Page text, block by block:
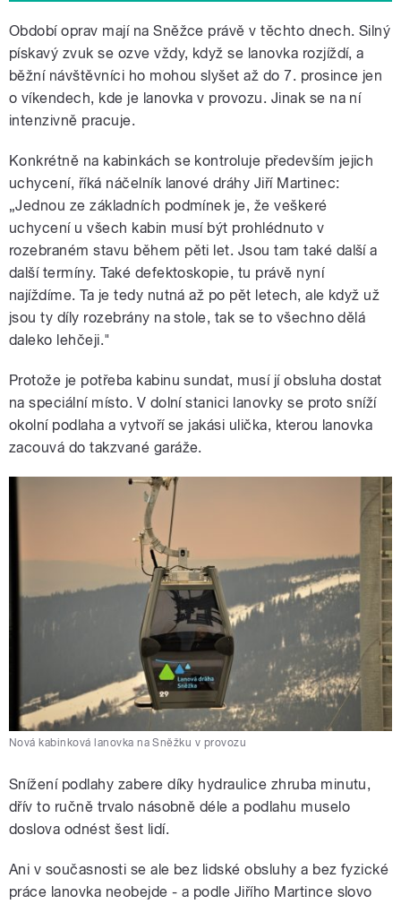
Období oprav mají na Sněžce právě v těchto dnech. Silný
pískavý zvuk se ozve vždy, když se lanovka rozjíždí, a
běžní návštěvníci ho mohou slyšet až do 7. prosince jen
o víkendech, kde je lanovka v provozu. Jinak se na ní
intenzivně pracuje.
Konkrétně na kabinkách se kontroluje především jejich
uchycení, říká náčelník lanové dráhy Jiří Martinec:
„Jednou ze základních podmínek je, že veškeré
uchycení u všech kabin musí být prohlédnuto v
rozebraném stavu během pěti let. Jsou tam také další a
další termíny. Také defektoskopie, tu právě nyní
najíždíme. Ta je tedy nutná až po pět letech, ale když už
jsou ty díly rozebrány na stole, tak se to všechno dělá
daleko lehčeji."
Protože je potřeba kabinu sundat, musí jí obsluha dostat
na speciální místo. V dolní stanici lanovky se proto sníží
okolní podlaha a vytvoří se jakási ulička, kterou lanovka
zacouvá do takzvané garáže.
Nová kabinková lanovka na Sněžku v provozu
Snížení podlahy zabere díky hydraulice zhruba minutu,
dřív to ručně trvalo násobně déle a podlahu muselo
doslova odnést šest lidí.
Ani v současnosti se ale bez lidské obsluhy a bez fyzické
práce lanovka neobejde - a podle Jiřího Martince slovo